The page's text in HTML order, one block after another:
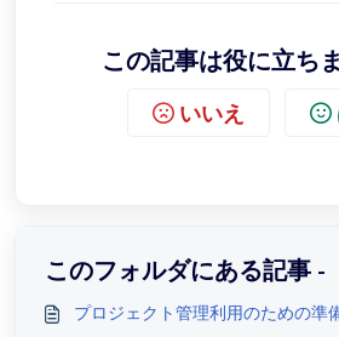
この記事は役に立ち
いいえ
このフォルダにある記事 -
プロジェクト管理利用のための準